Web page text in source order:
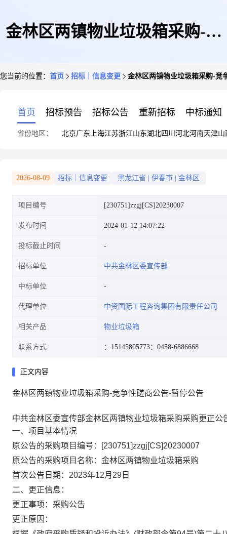
金林区两镇物业垃圾箱采购-竞
您当前的位置： 首页 招标｜信息变更 金林区两镇物业垃圾箱采购-竞
首页 招标预告 招标公告 重新招标 中标通知
省份地区： 北京广东 上海江苏浙江山东湖北四川 河北河南天津山
2026-08-09 招标｜信息变更 黑龙江省 伊春市 金林区
项目编号 [230751]zzgj[CS]20230007
发布时间 2024-01-12 14:07:22
投标截止时间
招标单位 中共金林区委宣传部
中标单位
代理单位 中资国际工程咨询集团有限责任公司
相关产品 物业垃圾箱
联系方式 ：15145805773：0458-6886668
正文内容
金林区两镇物业垃圾箱采购-竞争性磋商公告-暂停公告
中共金林区委宣传部金林区两镇物业垃圾箱采购采购更正公
一、项目基本情况
原公告的采购项目编号：[230751]zzgj[CS]20230007
原公告的采购项目名称：金林区两镇物业垃圾箱采购
首次公告日期：2023年12月29日
二、更正信息：
更正事项：采购公告
更正原因：